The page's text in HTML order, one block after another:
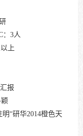
：3人
上
报
明“研华2014橙色天